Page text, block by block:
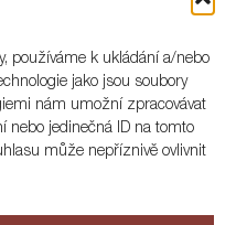
používáme k ukládání a/nebo
jako jsou soubory
nám umožní zpracovávat
nebo jedinečná ID na tomto
může nepříznivě ovlivnit